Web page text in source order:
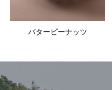
バターピーナッツ